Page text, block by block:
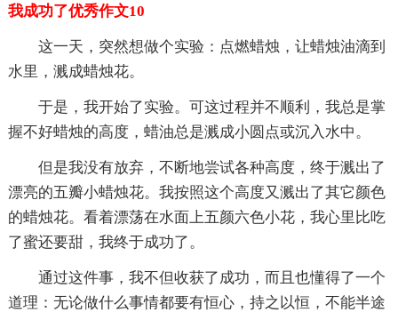
我成功了优秀作文10
这一天，突然想做个实验：点燃蜡烛，让蜡烛油滴到
水里，溅成蜡烛花。
于是，我开始了实验。可这过程并不顺利，我总是掌
握不好蜡烛的高度，蜡油总是溅成小圆点或沉入水中。
但是我没有放弃，不断地尝试各种高度，终于溅出了
漂亮的五瓣小蜡烛花。我按照这个高度又溅出了其它颜色
的蜡烛花。看着漂荡在水面上五颜六色小花，我心里比吃
了蜜还要甜，我终于成功了。
通过这件事，我不但收获了成功，而且也懂得了一个
道理：无论做什么事情都要有恒心，持之以恒，不能半途